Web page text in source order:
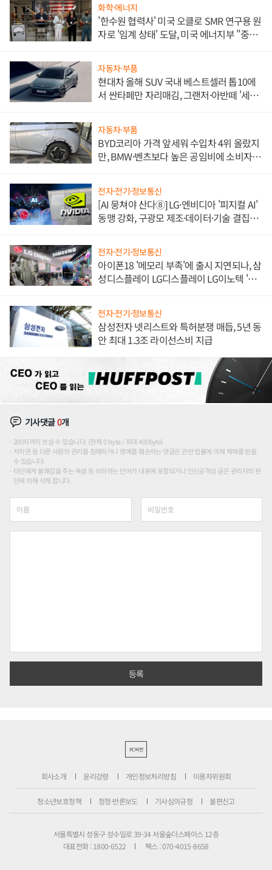
화학·에너지
'한수원 협력사' 미국 오클로 SMR 연구용 원
자로 '임계 상태' 도달, 미국 에너지부 "중요
자동차·부품
현대차 올해 SUV 국내 베스트셀러 톱10에
서 싼타페만 자리매김, 그랜저·아반떼 '세단
자동차·부품
BYD코리아 가격 앞세워 수입차 4위 올랐지
만, BMW·벤츠보다 높은 공임비에 소비자
전자·전기·정보통신
[AI 뭉쳐야 산다⑧] LG·엔비디아 '피지컬 AI'
동맹 강화, 구광모 제조·데이터·기술 결집
전자·전기·정보통신
아이폰18 '메모리 부족'에 출시 지연되나, 삼
성디스플레이 LG디스플레이 LG이노텍 '탈
전자·전기·정보통신
삼성전자 넷리스트와 특허분쟁 매듭, 5년 동
안 최대 1.3조 라이선스비 지급
기사댓글0개
200자까지 쓰실 수 있습니다. (현재 0 byte / 최대 400byte)
저작권 등 다른 사람의 권리를 침해하거나 명예를 훼손하는 댓글은 관련 법률에 의해 제재를 받을
수 있습니다.
타인에게 불쾌감을 주는 욕설 등 비하하는 단어가 내용에 포함되거나 인신공격성 글은 관리자의 판
단에 의해 삭제 합니다.
PC버전
회사소개 윤리강령 개인정보처리방침 이용자위원회
청소년보호정책 정정·반론보도 기사심의규정 불편신고
서울특별시 성동구 성수일로 39-34 서울숲더스페이스 12층
대표전화 : 1800-6522
팩스 : 070-4015-8658